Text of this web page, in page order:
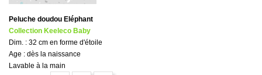
Peluche doudou Eléphant
Collection Keeleco Baby
Dim. : 32 cm en forme d'étoile
Age : dès la naissance
Lavable à la main